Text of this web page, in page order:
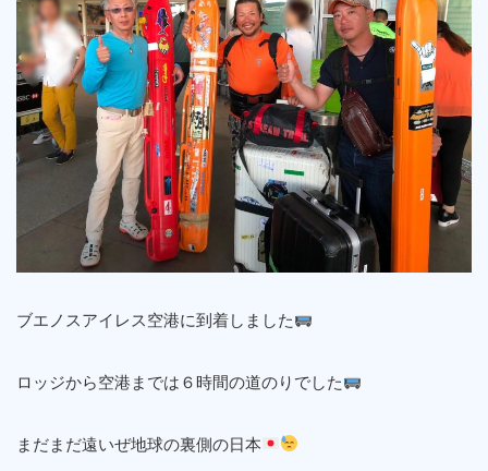
ブエノスアイレス空港に到着しました
ロッジから空港までは６時間の道のりでした
まだまだ遠いぜ地球の裏側の日本